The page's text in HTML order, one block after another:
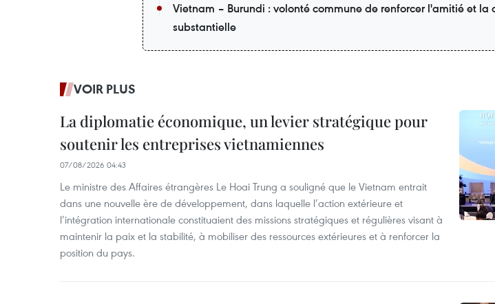
Vietnam – Burundi : volonté commune de renforcer l'amitié et la
substantielle
VOIR PLUS
La diplomatie économique, un levier stratégique pour
soutenir les entreprises vietnamiennes
07/08/2026 04:43
Le ministre des Affaires étrangères Le Hoai Trung a souligné que le Vietnam entrait
dans une nouvelle ère de développement, dans laquelle l’action extérieure et
l’intégration internationale constituaient des missions stratégiques et régulières visant à
maintenir la paix et la stabilité, à mobiliser des ressources extérieures et à renforcer la
position du pays.